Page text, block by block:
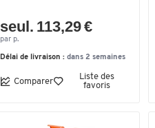
seul. 113,29 €
par p.
Délai de livraison : dans 2 semaines
Comparer
Liste des
favoris